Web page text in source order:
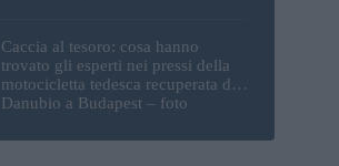
Caccia al tesoro: cosa hanno
trovato gli esperti nei pressi della
motocicletta tedesca recuperata dal
Danubio a Budapest – foto